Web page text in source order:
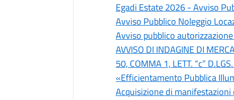
Egadi Estate 2026 - Avviso
Avviso Pubblico Noleggio
Avviso pubblico
AVVISO DI INDAGINE DI
50, COMMA 1, LETT. “c”
«Efficientamento Pubblica
Acquisizione di